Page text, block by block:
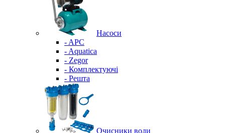
Насоси
- APC
- Aquatica
- Zegor
- Комплектуючі
- Решта
Очисники води